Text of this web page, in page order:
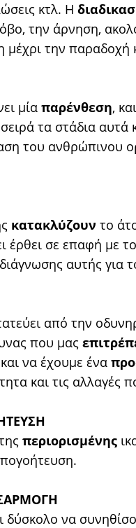
κτλ. Η
την άρνηση,
μέχρι την
μία παρένθεση,
τα στάδια αυτά
του ανθρώπινου
κατακλύζουν το
έρθει σε επαφή με
αυτής για
από την
που μας
να έχουμε ένα
και τις αλλαγές
περιορισμένης
δύσκολο να